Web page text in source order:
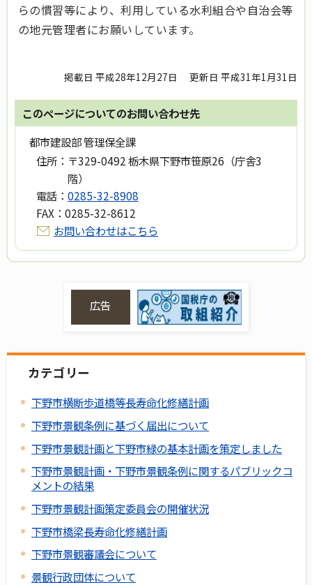
らの慣習等により、利用している水利組合や自治会等
の地元管理者にお願いしています。
掲載日 平成28年12月27日 更新日 平成31年1月31日
このページについてのお問い合わせ先
都市建設部 管理保全課
住所： 〒329-0492 栃木県下野市笹原26（庁舎3
階）
電話： 0285-32-8908
FAX： 0285-32-8612
お問い合わせはこちら
広告
カテゴリー
下野市横断歩道橋等長寿命化修繕計画
下野市景観条例に基づく届出について
下野市景観計画と下野市緑の基本計画を策定しました
下野市景観計画・下野市景観条例に関するパブリックコ
メントの結果
下野市景観計画策定委員会の開催状況
下野市橋梁長寿命化修繕計画
下野市景観審議会について
景観行政団体について